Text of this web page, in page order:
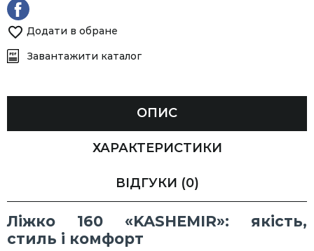
Додати в обране
Завантажити каталог
ОПИС
ХАРАКТЕРИСТИКИ
ВІДГУКИ (0)
Ліжко 160 «KASHEMIR»: якість,
стиль і комфорт